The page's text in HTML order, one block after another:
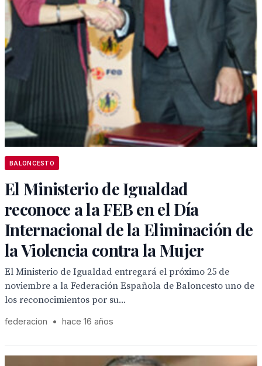
BALONCESTO
El Ministerio de Igualdad
reconoce a la FEB en el Día
Internacional de la Eliminación de
la Violencia contra la Mujer
El Ministerio de Igualdad entregará el próximo 25 de
noviembre a la Federación Española de Baloncesto uno de
los reconocimientos por su...
federacion • hace 16 años